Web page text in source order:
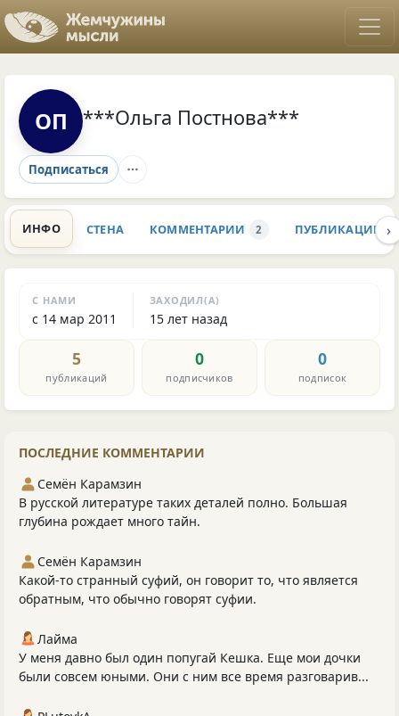
ОП ***Ольга Постнова***
Подписаться
ИНФО СТЕНА КОММЕНТАРИИ 2 ПУБЛИКАЦИИ ›
С НАМИ
с 14 мар 2011
ЗАХОДИЛ(А)
15 лет назад
5
публикаций
0
подписчиков
0
подписок
ПОСЛЕДНИЕ КОММЕНТАРИИ
Семён Карамзин
В русской литературе таких деталей полно. Большая
глубина рождает много тайн.
Семён Карамзин
Какой-то странный суфий, он говорит то, что является
обратным, что обычно говорят суфии.
Лайма
У меня давно был один попугай Кешка. Еще мои дочки
были совсем юными. Они с ним все время разговарив...